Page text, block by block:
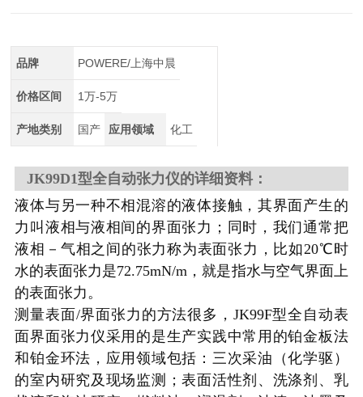
品牌 POWERE/上海中晨
价格区间 1万-5万
产地类别 国产 应用领域 化工
JK99D1型全自动张力仪的详细资料：
液体与另一种不相混溶的液体接触，其界面产生的
力叫液相与液相间的界面张力；同时，我们通常把
液相－气相之间的张力称为表面张力，比如20℃时
水的表面张力是72.75mN/m，就是指水与空气界面上
的表面张力。
测量表面/界面张力的方法很多， JK99F型全自动表
面界面张力仪采用的是生产实践中常用 的铂金板法
和铂金环法，应用领域包括：三次采油（化学驱）
的室内研究及现场监测；表面活性剂、洗涤剂、乳